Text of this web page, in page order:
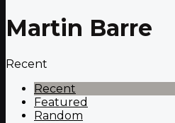
Martin Barre
Recent
Recent
Featured
Random